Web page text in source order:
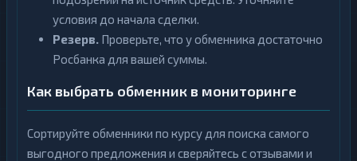
условия до начала сделки.
Резерв. Проверьте, что у обменника достаточно
Росбанка для вашей суммы.
Как выбрать обменник в мониторинге
Сортируйте обменники по курсу для поиска самого
выгодного предложения и сверяйтесь с отзывами и